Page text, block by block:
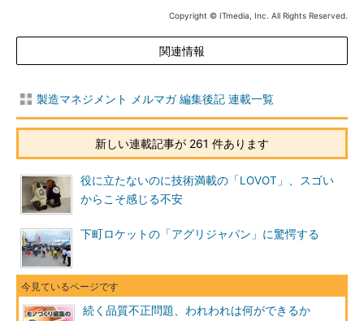
Copyright © ITmedia, Inc. All Rights Reserved.
関連情報
製造マネジメント メルマガ 編集後記 連載一覧
新しい連載記事が 261 件あります
役に立たないのに技術満載の「LOVOT」、スゴい
からこそ感じる不安
下町ロケットの「アグリジャパン」に驚愕する
続く品質不正問題、われわれは何ができるか